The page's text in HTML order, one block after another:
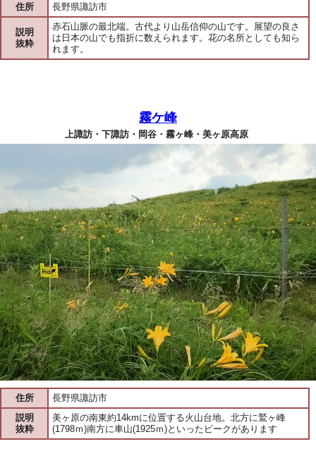
住所 長野県諏訪市
説明
抜粋
赤石山脈の最北端。古代より山岳信仰の山です。展望の良さ
は日本の山でも指折に数えられます。花の名所としても知ら
れます。
霧ケ峰
上諏訪・下諏訪・岡谷・霧ヶ峰・美ヶ原高原
住所
長野県諏訪市
説明
抜粋
美ヶ原の南東約14kmに位置する火山台地。北方に鷲ヶ峰
(1798ｍ)南方に車山(1925ｍ)といったピークがあります